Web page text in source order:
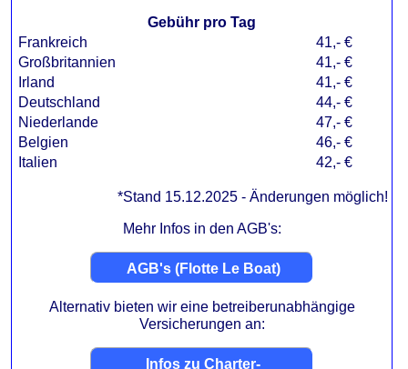
Gebühr pro Tag
Frankreich
41
Großbritannien
41
Irland
41
Deutschland
44
Niederlande
47
Belgien
46
Italien
42
*Stand 15.12.2025 - Änderungen möglich!
Mehr Infos in den AGB's:
AGB's (Flotte Le Boat)
Alternativ bieten wir eine betreiberunabhängige
Versicherungen an:
Infos zu Charter-